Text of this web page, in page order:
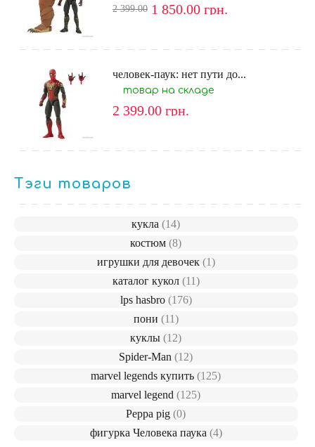
2 399.00 1 850.00 грн.
человек-паук: нет пути до...
товар на складе
2 399.00 грн.
Тэги товаров
кукла(14)
костюм(8)
игрушки для девочек (1)
каталог кукол (11)
lps hasbro (176)
пони (11)
куклы(12)
Spider-Man(12)
marvel legends купить(125)
marvel legend(125)
Peppa pig(0)
фигурка Человека паука (4)